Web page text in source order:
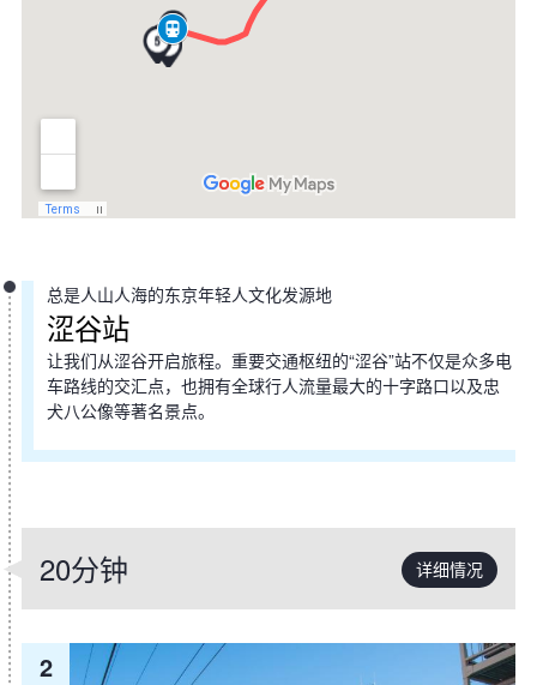
总是人山人海的东京年轻人文化发源地
涩谷站
让我们从涩谷开启旅程。重要交通枢纽的“涩谷”站不仅是众多电
车路线的交汇点，也拥有全球行人流量最大的十字路口以及忠
犬八公像等著名景点。
20分钟 详细情况
2